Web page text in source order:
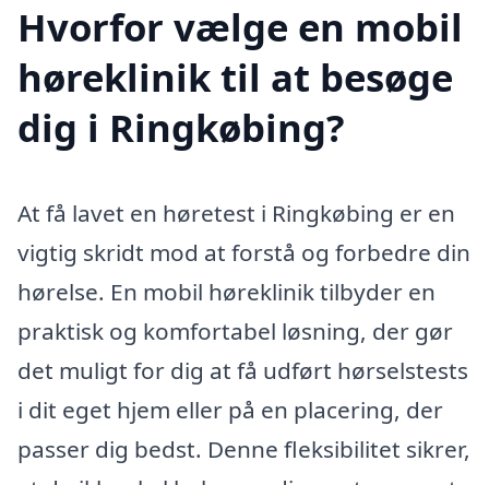
Hvorfor vælge en mobil
høreklinik til at besøge
dig i Ringkøbing?
At få lavet en høretest i Ringkøbing er en
vigtig skridt mod at forstå og forbedre din
hørelse. En mobil høreklinik tilbyder en
praktisk og komfortabel løsning, der gør
det muligt for dig at få udført hørselstests
i dit eget hjem eller på en placering, der
passer dig bedst. Denne fleksibilitet sikrer,